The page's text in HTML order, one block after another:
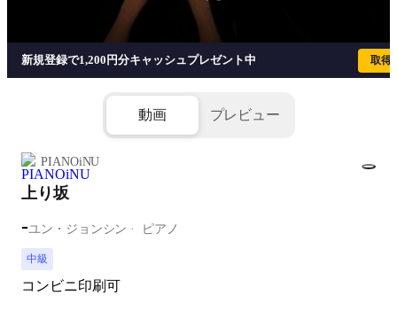
新規登録で1,200円分キャッシュプレゼント中 取得
動画 プレビュー
PIANOiNU
上り坂
-ユン・ジョンシン ピアノ
中級
コンビニ印刷可